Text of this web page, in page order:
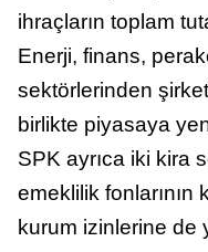
ihraçların toplam
Enerji, finans,
sektörlerinden
birlikte piyasaya
SPK ayrıca iki kira
emeklilik fonlarının
kurum izinlerine de